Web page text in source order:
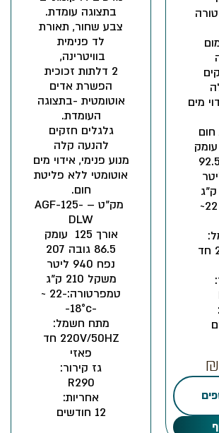
מים
– עומק
22~
חד
₪
בתצוגה עומדת.
צבע שחור, תאורת
לד פנימית
בוויטרינה,
2 דלתות זכוכית
הפשרת אדים
אוטומטית -בתצוגה
העומדת.
גלגלים חזקים
להנעה קלה
מנוע פנימי, אידוי מים
אוטומטי ללא פליטת
חום.
מק"ט – AGF-125-
DLW
אורך 125 עומק
86.5 גובה 207
נפח 940 ליטר
משקל 210 ק"ג
טמפרטורה:-22 ~
-18°c-
מתח חשמל:
220V/50HZ חד
פאזי
גז קירור:
R290
אחריות:
12 חודשים